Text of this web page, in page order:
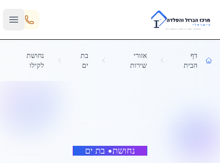
Skip to main content
דף
הבית
אזורי
שירות
בת
ים
נחושת
לקילו
נחושת• בת ים